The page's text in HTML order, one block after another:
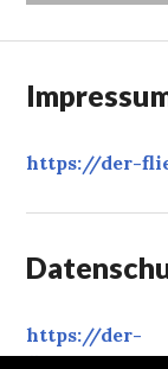
https://der-
https://der-